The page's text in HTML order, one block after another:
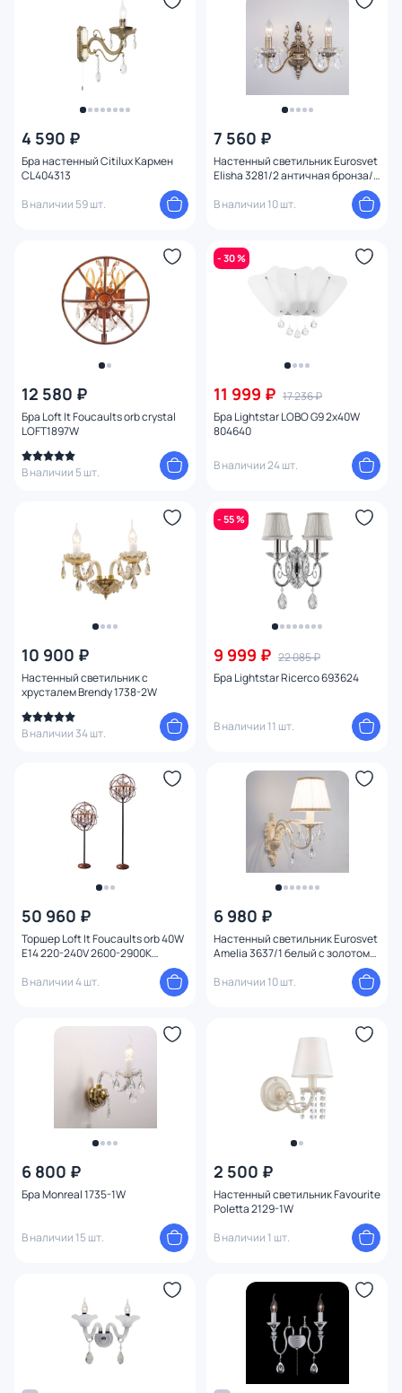
4 590 ₽
Бра настенный Citilux Кармен
CL404313
В наличии 59 шт.
7 560 ₽
Настенный светильник Eurosvet
Elisha 3281/2 античная бронза/
прозрачный хрусталь Strotskis
В наличии 10 шт.
12 580 ₽
Бра Loft It Foucaults orb crystal
LOFT1897W
В наличии 5 шт.
- 30 %
11 999 ₽ 17 236 ₽
Бра Lightstar LOBO G9 2х40W
804640
В наличии 24 шт.
10 900 ₽
Настенный светильник с
хрусталем Brendy 1738-2W
В наличии 34 шт.
- 55 %
9 999 ₽ 22 085 ₽
Бра Lightstar Ricerco 693624
В наличии 11 шт.
50 960 ₽
Торшер Loft It Foucaults orb 40W
E14 220-240V 2600-2900K
В наличии 4 шт.
6 980 ₽
Настенный светильник Eurosvet
Amelia 3637/1 белый с золотом/
прозрачный хрусталь Strotskis
В наличии 10 шт.
6 800 ₽
Бра Monreal 1735-1W
В наличии 15 шт.
2 500 ₽
Настенный светильник Favourite
Poletta 2129-1W
В наличии 1 шт.
Конструкция